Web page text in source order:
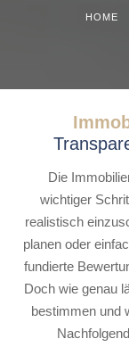
HOME
Die
wichtiger
realistisch
planen oder
fundierte
Doch wie genau
bestimmen und